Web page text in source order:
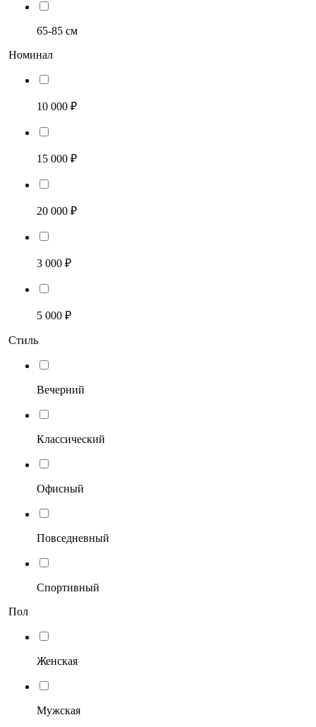
65-85 см
Номинал
10 000 ₽
15 000 ₽
20 000 ₽
3 000 ₽
5 000 ₽
Стиль
Вечерний
Классический
Офисный
Повседневный
Спортивный
Пол
Женская
Мужская